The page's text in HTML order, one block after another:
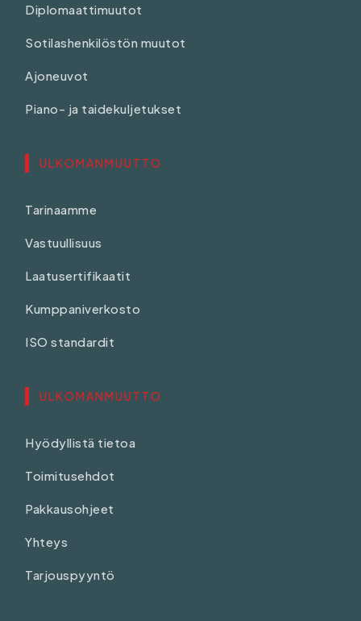
Diplomaattimuutot
Sotilashenkilöstön muutot
Ajoneuvot
Piano- ja taidekuljetukset
ULKOMANMUUTTO
Tarinaamme
Vastuullisuus
Laatusertifikaatit
Kumppaniverkosto
ISO standardit
ULKOMANMUUTTO
Hyödyllistä tietoa
Toimitusehdot
Pakkausohjeet
Yhteys
Tarjouspyyntö